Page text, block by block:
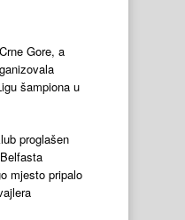
Gore, a
šampiona u
proglašen
mjesto pripalo